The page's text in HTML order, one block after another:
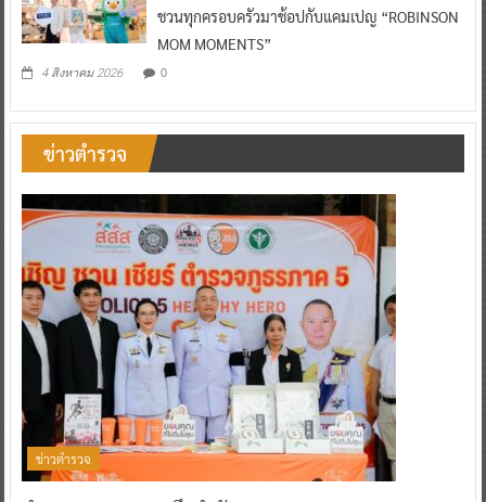
ชวนทุกครอบครัวมาช้อปกับแคมเปญ “ROBINSON
MOM MOMENTS”
4 สิงหาคม 2026 0
ข่าวตำรวจ
ข่าวตำรวจ